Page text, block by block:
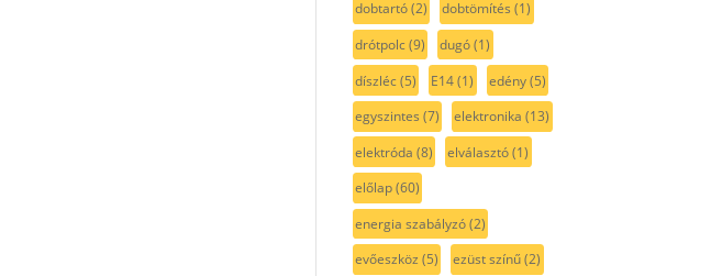
dobtartó(2) dobtömítés (1)
drótpolc(9) dugó(1)
díszléc(5) E14(1) edény(5)
egyszintes (7) elektronika (13)
elektróda (8) elválasztó(1)
előlap(60)
energia szabályzó(2)
evőeszköz (5) ezüst színű(2)